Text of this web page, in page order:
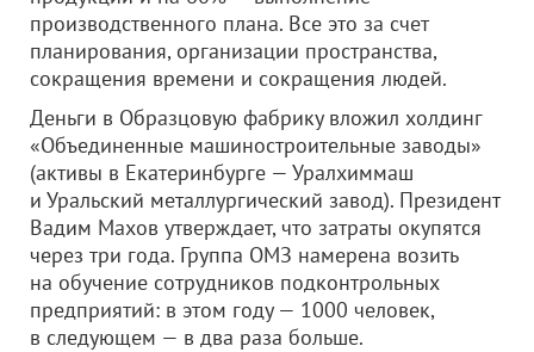
производственного плана. Все это за счет
планирования, организации пространства,
сокращения времени и сокращения людей.
Деньги в Образцовую фабрику вложил холдинг
«Объединенные машиностроительные заводы»
(активы в Екатеринбурге — Уралхиммаш
и Уральский металлургический завод). Президент
Вадим Махов утверждает, что затраты окупятся
через три года. Группа ОМЗ намерена возить
на обучение сотрудников подконтрольных
предприятий: в этом году — 1000 человек,
в следующем — в два раза больше.